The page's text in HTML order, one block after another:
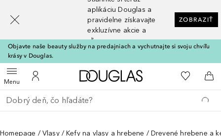
aplikáciu Douglas a
pravidelne získavajte
exkluzívne akcie a
zľavy
ZOBRAZIŤ
Objavte naše beauty služby na predajniach a vychutnajte si svoju chvíľu
krásy v Douglas.
MenuOtvoriť menuDo môjho účtu
Domov Do môjho
Do
Choď späť
Vykonajte vyhľadávanie
Homepage Vlasy Kefy na vlasy a hrebene Drevené hrebene a
[navigation.slideout.screenreader]